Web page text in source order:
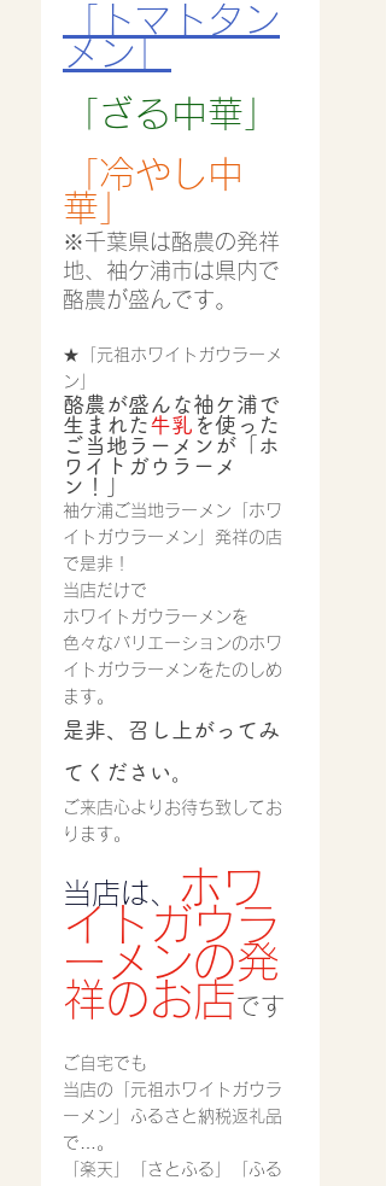
「トマトタン
メン」
「ざる中華」
「冷やし中
華」
※千葉県は酪農の発祥
地、袖ケ浦市は県内で
酪農が盛んです。
★「元祖ホワイトガウラーメ
ン」
酪農が盛んな袖ケ浦で
生まれた牛乳 を使った
ご当地ラーメンが「ホ
ワイトガウラーメ
ン！」
袖ケ浦ご当地ラーメン「ホワ
イトガウラーメン」発祥の店
で是非！
当店だけで
ホワイトガウラーメンを
色々なバリエーションのホワ
イトガウラーメンをたのしめ
ます。
是非、召し上がってみ
てください。
ご来店心よりお待ち致してお
ります。
当店は、
ホワ
イトガウラ
ーメンの発
祥のお店です
ご自宅でも
当店の「元祖ホワイトガウラ
ーメン」ふるさと納税返礼品
で…。
「楽天」「さとふる」「ふる